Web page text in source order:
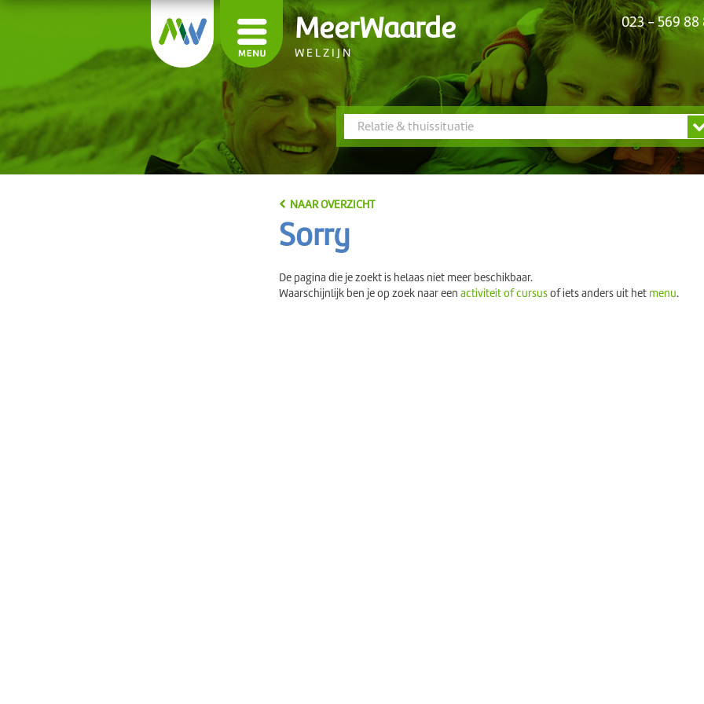
MeerWaarde
WELZIJN
023 - 569 88
Relatie & thuissituatie
NAAR OVERZICHT
Sorry
De pagina die je zoekt is helaas niet meer beschikbaar.
Waarschijnlijk ben je op zoek naar een activiteit of cursusof iets anders uit het menu.